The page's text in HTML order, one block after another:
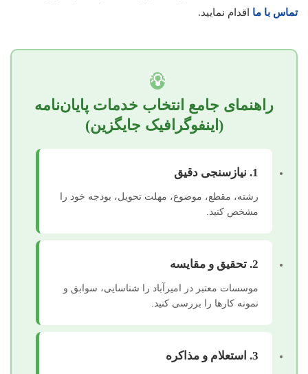
تماس با ما اقدام نمایید.
💡
راهنمای جامع انتخاب خدمات پایان‌نامه
(اینفوگرافیک جایگزین)
1. نیازسنجی دقیق
رشته، مقطع، موضوع، مهلت تحویل، بودجه خود را
مشخص کنید.
2. تحقیق و مقایسه
موسسات معتبر در امیرآباد را شناسایی، سوابق و
نمونه کارها را بررسی کنید.
3. استعلام و مذاکره